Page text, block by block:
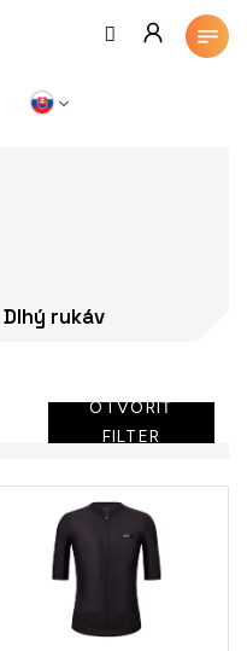
Dlhý rukáv
OTVORIŤ
FILTER